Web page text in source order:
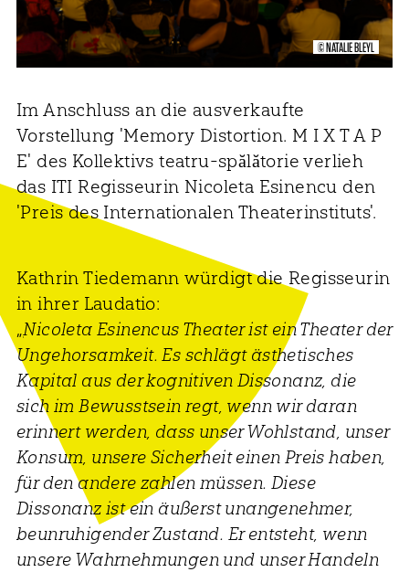
© NATALIE BLEYL
Im Anschluss an die ausverkaufte
Vorstellung 'Memory Distortion. M I X T A P
E' des Kollektivs teatru-spălătorie verlieh
das ITI Regisseurin Nicoleta Esinencu den
'Preis des Internationalen Theaterinstituts'.
Kathrin Tiedemann würdigt die Regisseurin
in ihrer Laudatio:
„Nicoleta Esinencus Theater ist ein Theater der
Ungehorsamkeit. Es schlägt ästhetisches
Kapital aus der kognitiven Dissonanz, die
sich im Bewusstsein regt, wenn wir daran
erinnert werden, dass unser Wohlstand, unser
Konsum, unsere Sicherheit einen Preis haben,
für den andere zahlen müssen. Diese
Dissonanz ist ein äußerst unangenehmer,
beunruhigender Zustand. Er entsteht, wenn
unsere Wahrnehmungen und unser Handeln